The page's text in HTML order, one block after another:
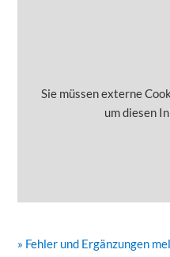
Sie müssen externe
um diesen
» Fehler und Ergänzungen